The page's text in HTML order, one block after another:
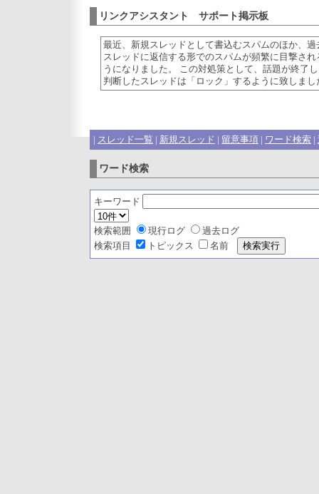
リンクアシスタント サポート掲示板
最近、新規スレッドとして書込むスパムのほか、過
スレッドに返信する形でのスパムが頻繁に目撃され
うになりました。 この対処策として、話題が終了
判断したスレッドは「ロック」するように致しまし
| スレッド一覧 | 新規スレッド | 留意事項 | ワード検索 |
ワード検索
キーワード
検索範囲 現行ログ
過去ログ
検索項目
トピックス 名前